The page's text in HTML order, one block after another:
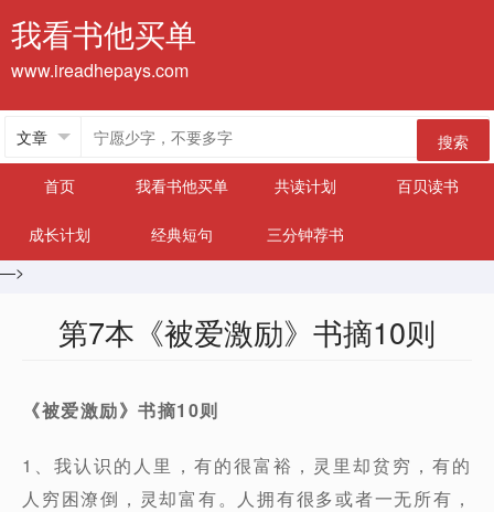
我看书他买单
www.ireadhepays.com
搜索
首页
我看书他买单 共读计划 百贝读书
成长计划 经典短句
三分钟荐书
—>
第7本《被爱激励》书摘10则
《被爱激励》书摘10则
1、我认识的人里，有的很富裕，灵里却贫穷，有的
人穷困潦倒，灵却富有。人拥有很多或者一无所有，